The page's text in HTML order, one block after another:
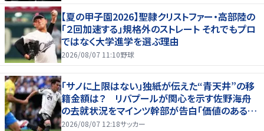
【夏の甲子園2026】聖隷クリストファー・高部陸の
「２回加速する」規格外のストレート それでもプロ
ではなく大学進学を選ぶ理由
2026/08/07 11:10野球
「サノに上限はない」独紙が伝えた“青天井”の移
籍金額は？ リバプールが関心を示す佐野海舟
の去就状況をマインツ幹部が告白「価値のあるも
のになる」
2026/08/07 12:18サッカー